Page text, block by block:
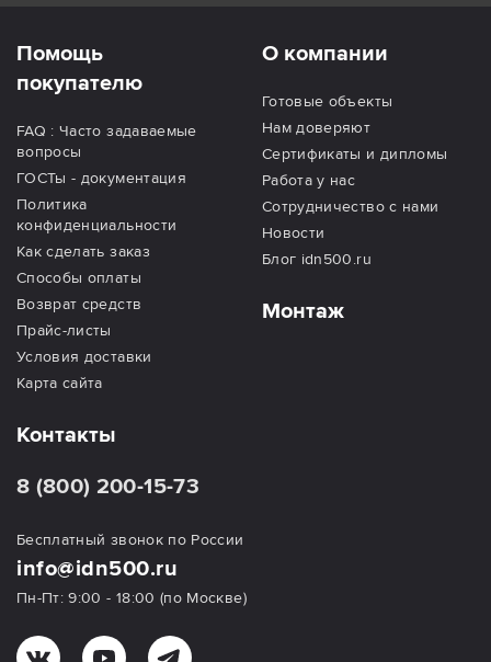
Помощь
покупателю
FAQ : Часто задаваемые
вопросы
ГОСТы - документация
Политика
конфиденциальности
Как сделать заказ
Способы оплаты
Возврат средств
Прайс-листы
Условия доставки
Карта сайта
О компании
Готовые объекты
Нам доверяют
Сертификаты и дипломы
Работа у нас
Сотрудничество с нами
Новости
Блог idn500.ru
Монтаж
Контакты
8 (800) 200-15-73
Бесплатный звонок по России
info@idn500.ru
Пн-Пт: 9:00 - 18:00 (по Москве)